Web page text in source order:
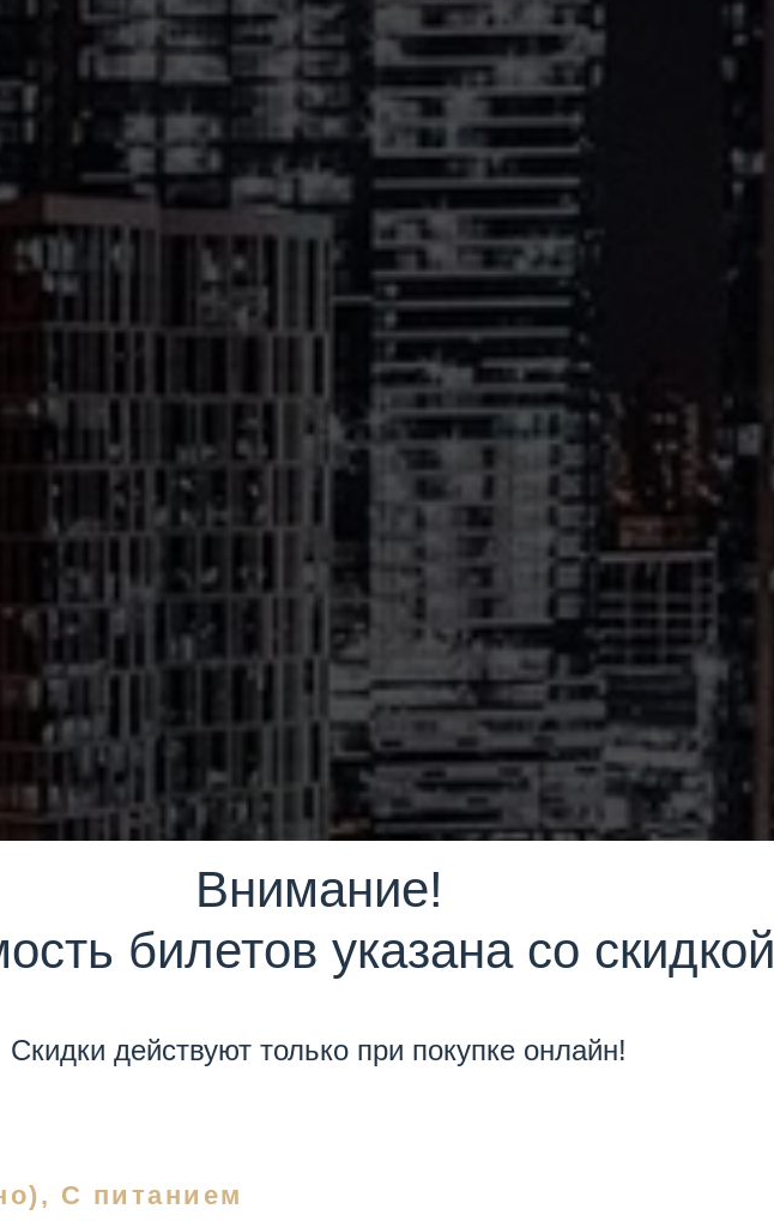
Внимание!
билетов указана со скидкой
Скидки действуют только при покупке онлайн!
С питанием